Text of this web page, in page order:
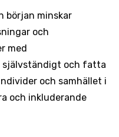
början minskar
och
med
och fatta
och samhället i
och inkluderande